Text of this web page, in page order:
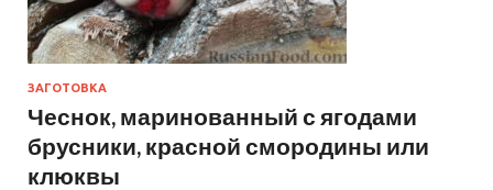
ЗАГОТОВКА
Чеснок, маринованный с ягодами
брусники, красной смородины или
клюквы